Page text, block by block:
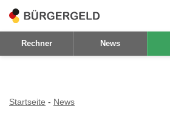
Zum
Inhalt
Rechner News
Startseite - News